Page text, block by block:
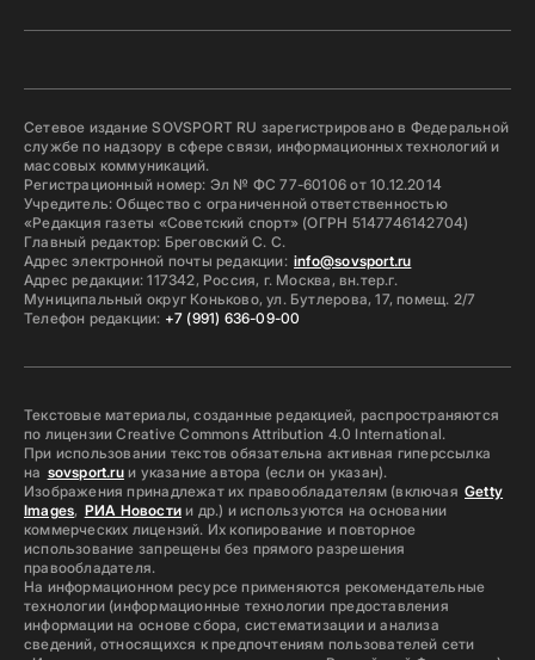
Сетевое издание SOVSPORT RU зарегистрировано в Федеральной
службе по надзору в сфере связи, информационных технологий и
массовых коммуникаций.
Регистрационный номер: Эл № ФС 77-60106 от 10.12.2014
Учредитель: Общество с ограниченной ответственностью
«Редакция газеты «Советский спорт» (ОГРН 5147746142704)
Главный редактор: Бреговский С. С.
Адрес электронной почты редакции: info@sovsport.ru
Адрес редакции: 117342, Россия, г. Москва, вн.тер.г.
Муниципальный округ Коньково, ул. Бутлерова, 17, помещ. 2/7
Телефон редакции: +7 (991) 636-09-00
Текстовые материалы, созданные редакцией, распространяются
по лицензии Creative Commons Attribution 4.0 International.
При использовании текстов обязательна активная гиперссылка
на sovsport.ruи указание автора (если он указан).
Изображения принадлежат их правообладателям (включая Getty
Images, РИА Новостии др.) и используются на основании
коммерческих лицензий. Их копирование и повторное
использование запрещены без прямого разрешения
правообладателя.
На информационном ресурсе применяются рекомендательные
технологии (информационные технологии предоставления
информации на основе сбора, систематизации и анализа
сведений, относящихся к предпочтениям пользователей сети